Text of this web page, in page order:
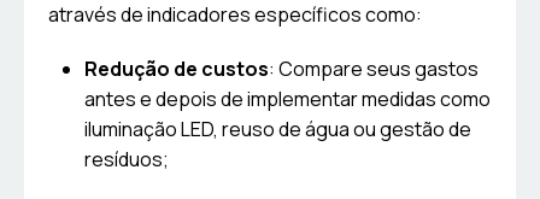
através de indicadores específicos como:
Redução de custos: Compare seus gastos
antes e depois de implementar medidas como
iluminação LED, reuso de água ou gestão de
resíduos;